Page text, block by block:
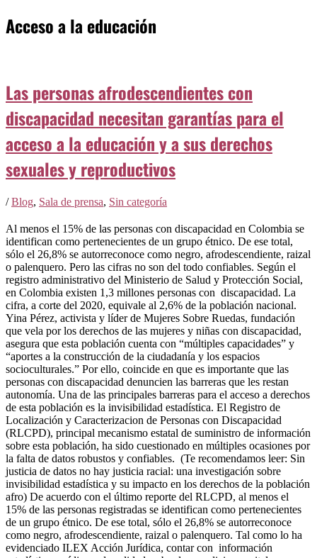
Acceso a la educación
Las personas afrodescendientes con
discapacidad necesitan garantías para el
acceso a la educación y a sus derechos
sexuales y reproductivos
/Blog, Sala de prensa, Sin categoría
Al menos el 15% de las personas con discapacidad en Colombia se
identifican como pertenecientes de un grupo étnico. De ese total,
sólo el 26,8% se autorreconoce como negro, afrodescendiente, raizal
o palenquero. Pero las cifras no son del todo confiables. Según el
registro administrativo del Ministerio de Salud y Protección Social,
en Colombia existen 1,3 millones personas con discapacidad. La
cifra, a corte del 2020, equivale al 2,6% de la población nacional.
Yina Pérez, activista y líder de Mujeres Sobre Ruedas, fundación
que vela por los derechos de las mujeres y niñas con discapacidad,
asegura que esta población cuenta con “múltiples capacidades” y
“aportes a la construcción de la ciudadanía y los espacios
socioculturales.” Por ello, coincide en que es importante que las
personas con discapacidad denuncien las barreras que les restan
autonomía. Una de las principales barreras para el acceso a derechos
de esta población es la invisibilidad estadística. El Registro de
Localización y Caracterizacion de Personas con Discapacidad
(RLCPD), principal mecanismo estatal de suministro de información
sobre esta población, ha sido cuestionado en múltiples ocasiones por
la falta de datos robustos y confiables. (Te recomendamos leer: Sin
justicia de datos no hay justicia racial: una investigación sobre
invisibilidad estadística y su impacto en los derechos de la población
afro) De acuerdo con el último reporte del RLCPD, al menos el
15% de las personas registradas se identifican como pertenecientes
de un grupo étnico. De ese total, sólo el 26,8% se autorreconoce
como negro, afrodescendiente, raizal o palenquero. Tal como lo ha
evidenciado ILEX Acción Jurídica, contar con información